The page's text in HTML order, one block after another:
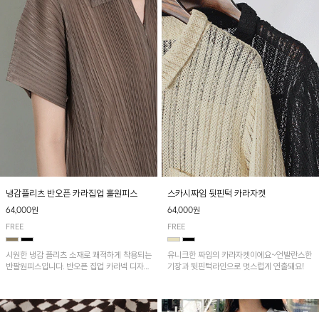
냉감플리츠 반오픈 카라집업 훌원피스
64,000원
FREE
시원한 냉감 플리츠 소재로 쾌적하게 착용되는
반팔원피스입니다. 반오픈 집업 카라넥 디자인
줘요~
스카시짜임 뒷핀턱 카라자켓
64,000원
FREE
유니크한 짜임의 카라자켓이에요~언발란스한
기장과 뒷핀턱라인으로 멋스럽게 연출돼요!